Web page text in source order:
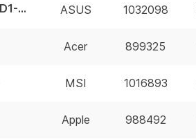
ASUS ProArt P16 H7606WR-SE005X 90NB17D1-M000K0 90NB17D1-M000K0 ASUS 1032098
Acer 899325
MSI 1016893
Apple 988492